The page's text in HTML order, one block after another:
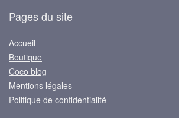
Pages du site
Accueil
Boutique
Coco blog
Mentions légales
Politique de confidentialité